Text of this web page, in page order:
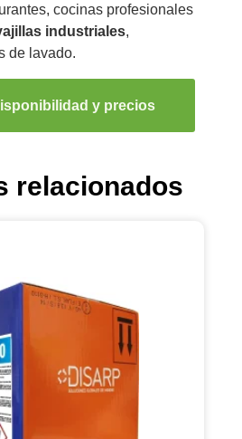
cocinas profesionales
industriales,
de lavado.
y precios
relacionados